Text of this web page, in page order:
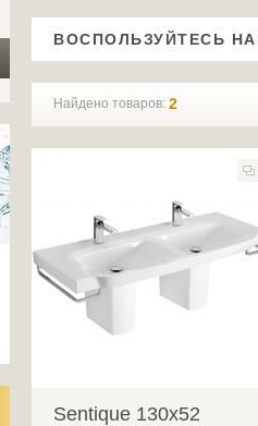
ВОСПОЛЬЗУЙТЕСЬ
Найдено товаров: 2
Sentique 130x52